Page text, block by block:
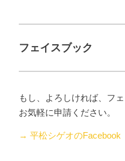
フェイスブック
もし、よろしければ、フ
お気軽に申請ください。
→ 平松シゲオのFacebook